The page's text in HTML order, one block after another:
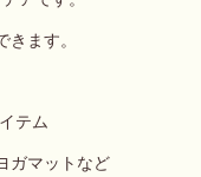
きます。
テム
ガマットなど